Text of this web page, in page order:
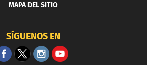
MAPA DEL SITIO
SÍGUENOS EN